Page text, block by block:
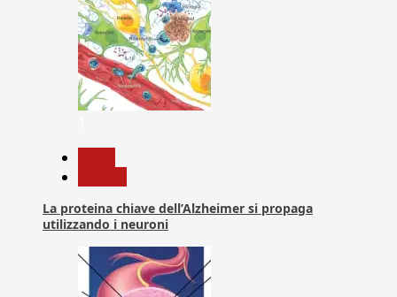
La proteina chiave dell’Alzheimer si propaga
utilizzando i neuroni